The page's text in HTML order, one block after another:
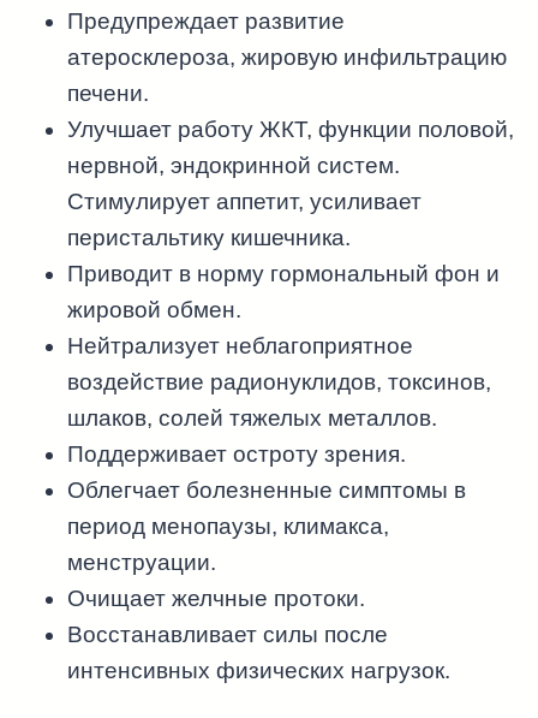
Предупреждает развитие
атеросклероза, жировую инфильтрацию
печени.
Улучшает работу ЖКТ, функции половой,
нервной, эндокринной систем.
Стимулирует аппетит, усиливает
перистальтику кишечника.
Приводит в норму гормональный фон и
жировой обмен.
Нейтрализует неблагоприятное
воздействие радионуклидов, токсинов,
шлаков, солей тяжелых металлов.
Поддерживает остроту зрения.
Облегчает болезненные симптомы в
период менопаузы, климакса,
менструации.
Очищает желчные протоки.
Восстанавливает силы после
интенсивных физических нагрузок.